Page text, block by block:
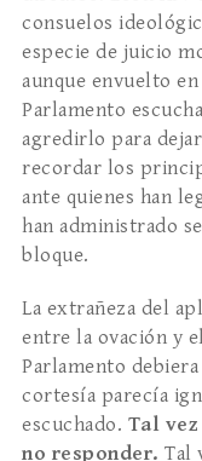
consuelos
especie de juicio
aunque envuelto
Parlamento
agredirlo para
recordar los
ante quienes han
han administrado
bloque.
La extrañeza del
entre la ovación y
Parlamento
cortesía parecía
escuchado. Tal
no responder. Tal